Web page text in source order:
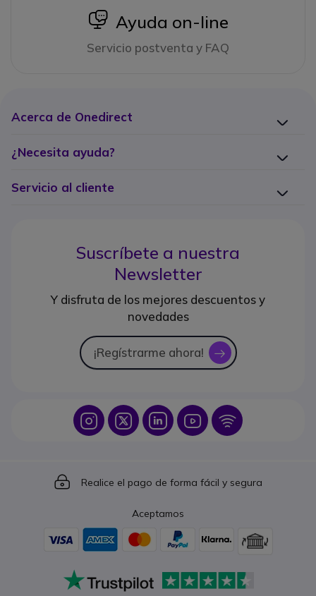
icon
Ayuda on-line
Servicio postventa y FAQ
Acerca de Onedirect
¿Necesita ayuda?
Servicio al cliente
Suscríbete a nuestra
Newsletter
Y disfruta de los mejores descuentos y
novedades
¡Regístrarme ahora! icon
Icon IconIcon Icon Icon
Icon
Realice el pago de forma fácil y segura
Aceptamos